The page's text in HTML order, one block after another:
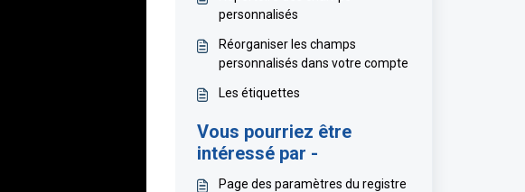
personnalisés
Réorganiser les champs
personnalisés dans votre compte
Les étiquettes
Vous pourriez être
intéressé par -
Page des paramètres du registre